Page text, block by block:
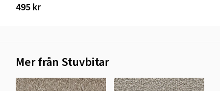
495 kr
Mer från Stuvbitar